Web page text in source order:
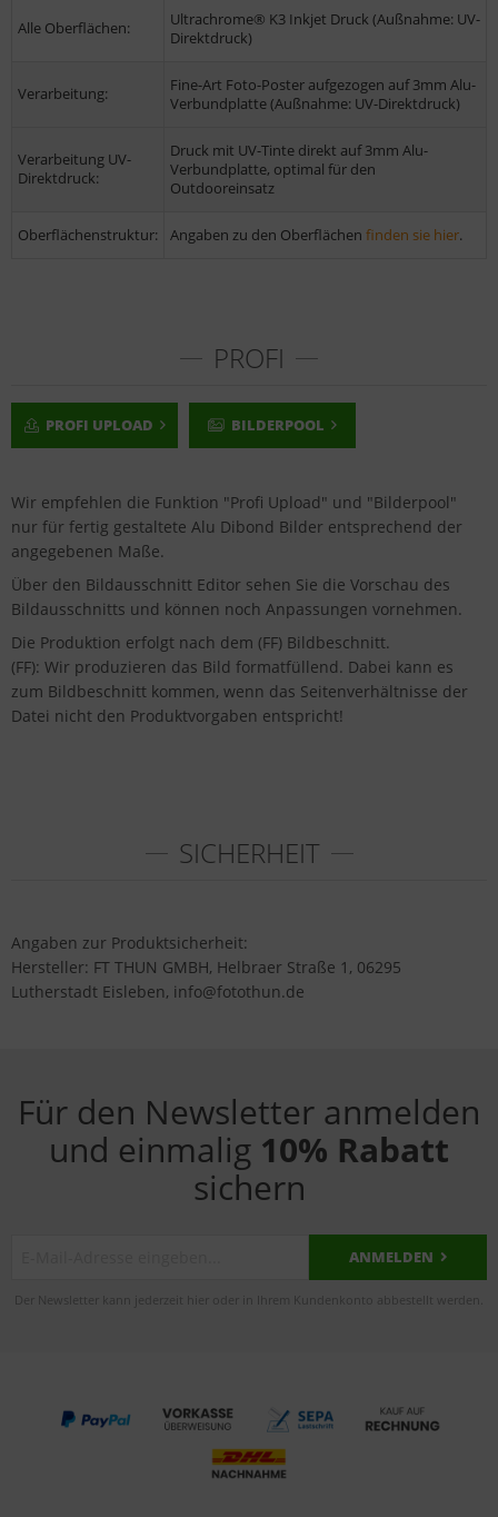
Alle Oberflächen:
Ultrachrome® K3 Inkjet Druck (Außnahme: UV-
Direktdruck)
Verarbeitung:
Fine-Art Foto-Poster aufgezogen auf 3mm Alu-
Verbundplatte (Außnahme: UV-Direktdruck)
Verarbeitung UV-
Direktdruck:
Druck mit UV-Tinte direkt auf 3mm Alu-
Verbundplatte, optimal für den
Outdooreinsatz
Oberflächenstruktur: Angaben zu den Oberflächen finden sie hier.
PROFI
PROFI UPLOAD BILDERPOOL
Wir empfehlen die Funktion "Profi Upload" und "Bilderpool"
nur für fertig gestaltete Alu Dibond Bilder entsprechend der
angegebenen Maße.
Über den Bildausschnitt Editor sehen Sie die Vorschau des
Bildausschnitts und können noch Anpassungen vornehmen.
Die Produktion erfolgt nach dem (FF) Bildbeschnitt.
(FF): Wir produzieren das Bild formatfüllend. Dabei kann es
zum Bildbeschnitt kommen, wenn das Seitenverhältnisse der
Datei nicht den Produktvorgaben entspricht!
SICHERHEIT
Angaben zur Produktsicherheit:
Hersteller: FT THUN GMBH, Helbraer Straße 1, 06295
Lutherstadt Eisleben, info@fotothun.de
Für den Newsletter anmelden
und einmalig 10% Rabatt
sichern
ANMELDEN
Der Newsletter kann jederzeit hier oder in Ihrem Kundenkonto abbestellt werden.